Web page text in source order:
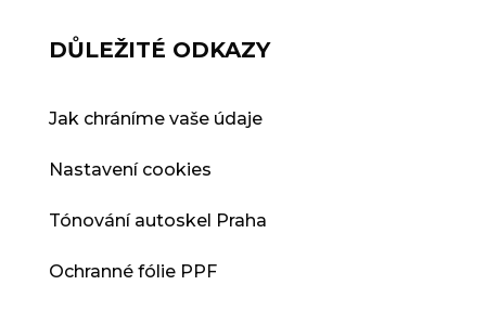
DŮLEŽITÉ ODKAZY
Jak chráníme vaše údaje
Nastavení cookies
Tónování autoskel Praha
Ochranné fólie PPF